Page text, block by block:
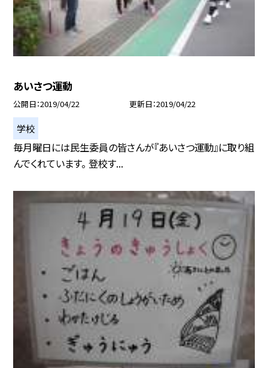
あいさつ運動
公開日 2019/04/22 更新日 2019/04/22
学校
毎月曜日には民生委員の皆さんが『あいさつ運動』に取り組
んでくれています。 登校す...